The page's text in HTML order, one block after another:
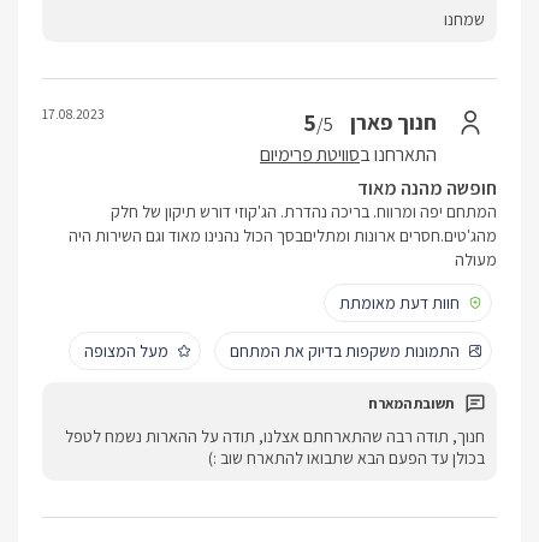
שמחנו
חנוך פארן 5/5
התארחנו בסוויטת פרימיום
17.08.2023
חופשה מהנה מאוד
המתחם יפה ומרווח. בריכה נהדרת. הג'קוזי דורש תיקון של חלק
מהג'טים.חסרים ארונות ומתליםבסך הכול נהנינו מאוד וגם השירות היה
מעולה
חוות דעת מאומתת
התמונות משקפות בדיוק את המתחם מעל המצופה
חנוך, תודה רבה שהתארחתם אצלנו, תודה על ההארות נשמח לטפל
בכולן עד הפעם הבא שתבואו להתארח שוב :)